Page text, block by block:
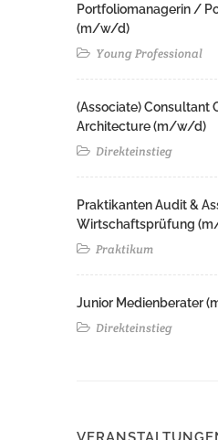
Portfoliomanagerin /
(m/w/d)
Young Professional
(Associate) Consultant
Architecture (m/w/d)​ ​
Direkteinstieg
Praktikanten Audit &
Wirtschaftsprüfung
Praktikum
Junior Medienberater
Direkteinstieg